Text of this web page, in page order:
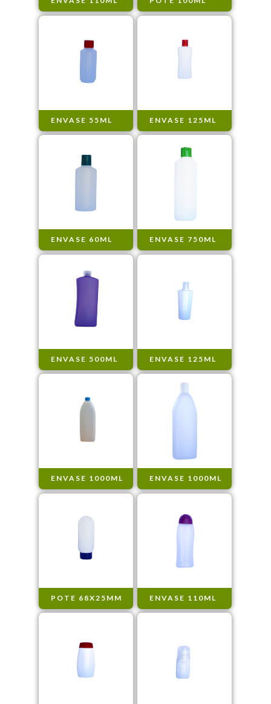
ENVASE 55ML ENVASE 125ML
ENVASE 60ML ENVASE 750ML
ENVASE 500ML ENVASE 125ML
ENVASE 1000ML ENVASE 1000ML
POTE 68X25MM ENVASE 110ML